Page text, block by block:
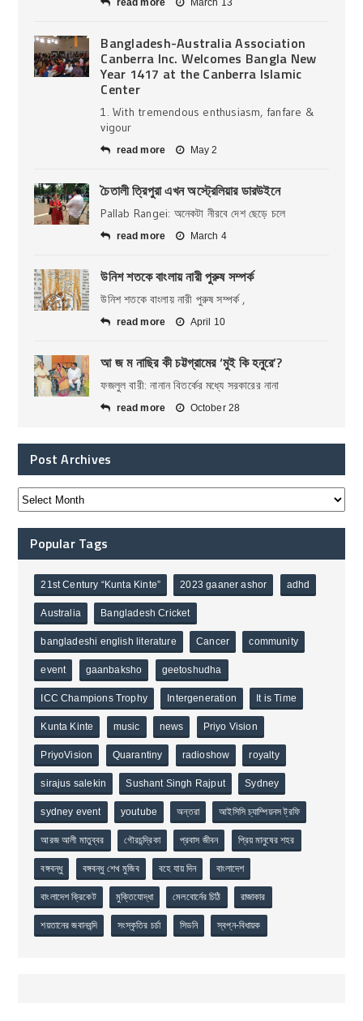
read more March 13
Bangladesh-Australia Association
Canberra Inc. Welcomes Bangla New
Year 1417 at the Canberra Islamic
Center
1. With tremendous enthusiasm, fanfare &
vigour
read more May 2
চৈতালী ত্রিপুরা এখন অস্ট্রেলিয়ার ডারউইনে
Pallab Rangei: অনেকটা নীরবে দেশ ছেড়ে চলে
read more March 4
উনিশ শতকে বাংলায় নারী পুরুষ সম্পর্ক
উনিশ শতকে বাংলায় নারী পুরুষ সম্পর্ক ,
read more April 10
আ জ ম নাছির কী চট্টগ্রামের ‘মুই কি হনুরে’?
ফজলুল বারী: নানান বিতর্কের মধ্যে সরকারের নানা
read more October 28
Post Archives
Popular Tags
21st Century “Kunta Kinte” 2023 gaaner ashor adhd
Australia Bangladesh Cricket
bangladeshi english literature Cancer community
event gaanbaksho geetoshudha
ICC Champions Trophy Intergeneration It is Time
Kunta Kinte music news Priyo Vision
PriyoVision Quarantiny radioshow royalty
sirajus salekin Sushant Singh Rajput Sydney
sydney event youtube অন্তরা আইসিসি চ্যাম্পিয়নস ট্রফি
আরজ আলী মাতুব্বর গৌরচন্দ্রিকা প্রবাস জীবন প্রিয় মানুষের শহর
বঙ্গবন্ধু বঙ্গবন্ধু শেখ মুজিব বহে যায় দিন বাংলাদেশ
বাংলাদেশ ক্রিকেট মুক্তিযোদ্ধা মেলবোর্নের চিঠি রাজাকার
শয়তানের জবানবন্দি সংস্কৃতির চর্চা সিডনি স্বপ্ন-বিধায়ক